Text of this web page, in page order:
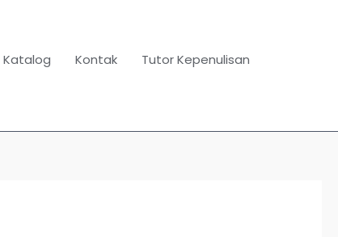
Katalog Kontak Tutor Kepenulisan